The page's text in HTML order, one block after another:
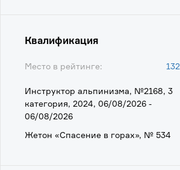
Квалификация
Место в рейтинге: 132
Инструктор альпинизма, №2168, 3
категория, 2024, 06/08/2026 -
06/08/2026
Жетон «Спасение в горах», № 534